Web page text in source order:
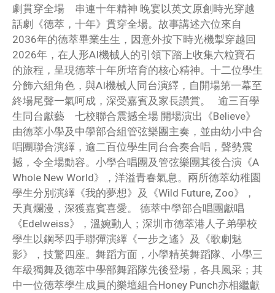
劇貫穿全場 串連十年精神 晚宴以英文原創時光穿越
話劇《德萃，十年》貫穿全場。故事講述六位來自
2036年的德萃畢業生生，因意外按下時光機掣穿越回
2026年，在人形AI機械人的引領下踏上收集六粒寶石
的旅程，呈現德萃十年所培育的核心精神。十二位學生
分飾六組角色，與AI機械人同台演繹，自開場第一幕至
終場尾聲一氣呵成，深受嘉賓及家長讚賞。 逾三百學
生同台獻藝 七校聯合震撼全場 開場演出《Believe》
由德萃小學及中學部合組管弦樂團主奏，並由幼小中合
唱團聯合演繹，逾二百位學生同台合奏合唱，聲勢震
撼，令全場動容。小學合唱團及管弦樂團其後合演《A
Whole New World》，洋溢青春氣息。兩所德萃幼稚園
學生分別演繹《我的夢想》及《Wild Future, Zoo》，
天真爛漫，深獲嘉賓喜愛。 德萃中學部合唱團獻唱
《Edelweiss》，溫婉動人；深圳市德萃港人子弟學校
學生以鋼琴四手聯彈演繹《一步之遙》及《歌劇魅
影》，技驚四座。舞蹈方面，小學精英舞蹈隊、小學三
年級獨舞及德萃中學部舞蹈隊先後登場，各具風采；其
中一位德萃學生成員的樂壇組合Honey Punch亦相繼獻